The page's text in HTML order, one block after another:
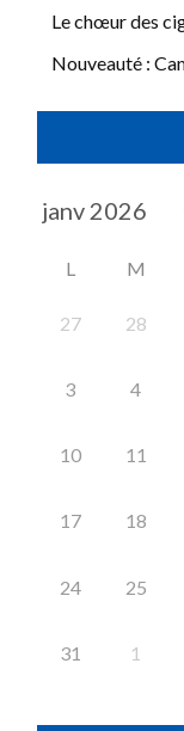
Le chœur des
Nouveauté :
L M
27 28
3 4
10 11
17 18
24 25
31 1